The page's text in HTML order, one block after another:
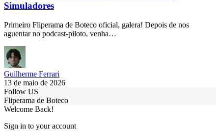
Simuladores
Primeiro Fliperama de Boteco oficial, galera! Depois de nos
aguentar no podcast-piloto, venha…
Guilherme Ferrari
13 de maio de 2026
Follow US
Fliperama de Boteco
Welcome Back!
Sign in to your account